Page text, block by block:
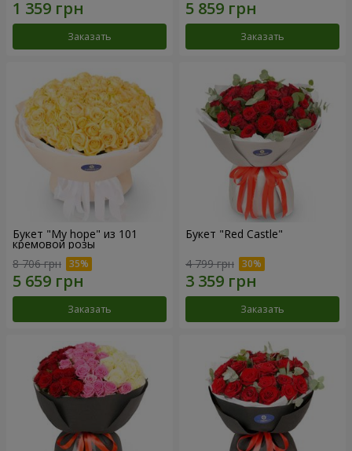
Заказать Заказать
Букет "My hope" из 101
кремовой розы
8 706 грн
Заказать
Букет "Red Castle"
4 799 грн
Заказать